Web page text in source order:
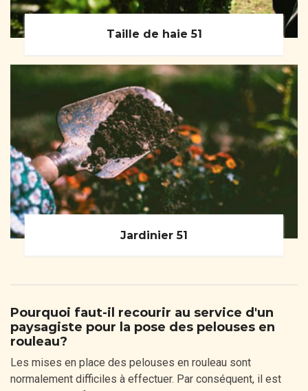
Taille de haie 51
Jardinier 51
Pourquoi faut-il recourir au service d'un
paysagiste pour la pose des pelouses en
rouleau?
Les mises en place des pelouses en rouleau sont
normalement difficiles à effectuer. Par conséquent, il est